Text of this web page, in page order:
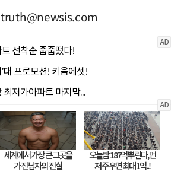
truth@newsis.com